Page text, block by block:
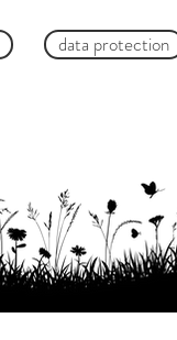
data protection